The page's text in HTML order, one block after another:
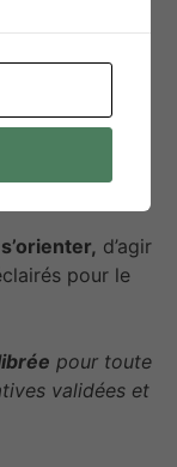
plus
services,
d’agir
pour le
pour toute
validées et